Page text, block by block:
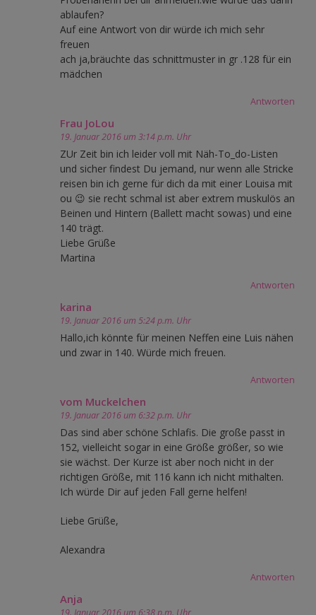
ablaufen?
Auf eine Antwort von dir würde ich mich sehr
freuen
ach ja,bräuchte das schnittmuster in gr .128 für ein
mädchen
Antworten
Frau JoLou
19. Januar 2016 um 3:14 p.m. Uhr
ZUr Zeit bin ich leider voll mit Näh-To_do-Listen
und sicher findest Du jemand, nur wenn alle Stricke
reisen bin ich gerne für dich da mit einer Louisa mit
ou 😉 sie recht schmal ist aber extrem muskulös an
Beinen und Hintern (Ballett macht sowas) und eine
140 trägt.
Liebe Grüße
Martina
Antworten
karina
19. Januar 2016 um 5:24 p.m. Uhr
Hallo,ich könnte für meinen Neffen eine Luis nähen
und zwar in 140. Würde mich freuen.
Antworten
vom Muckelchen
19. Januar 2016 um 6:32 p.m. Uhr
Das sind aber schöne Schlafis. Die große passt in
152, vielleicht sogar in eine Größe größer, so wie
sie wächst. Der Kurze ist aber noch nicht in der
richtigen Größe, mit 116 kann ich nicht mithalten.
Ich würde Dir auf jeden Fall gerne helfen!
Liebe Grüße,
Alexandra
Antworten
Anja
19. Januar 2016 um 6:38 p.m. Uhr